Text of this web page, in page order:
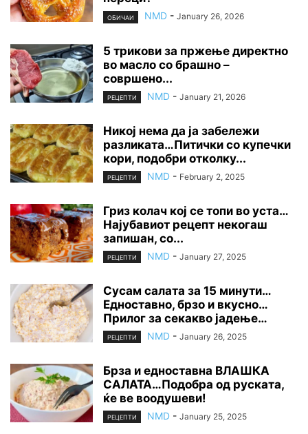
ОБИЧАИ NMD - January 26, 2026
5 трикови за пржење директно
во масло со брашно –
совршено...
РЕЦЕПТИ NMD - January 21, 2026
Никој нема да ја забележи
разликата…Питички со купечки
кори, подобри отколку...
РЕЦЕПТИ NMD - February 2, 2025
Гриз колач кој се топи во уста…
Најубавиот рецепт некогаш
запишан, со...
РЕЦЕПТИ NMD - January 27, 2025
Сусам салата за 15 минути…
Едноставно, брзо и вкусно…
Прилог за секакво јадење…
РЕЦЕПТИ NMD - January 26, 2025
Брза и едноставна ВЛАШКА
САЛАТА…Подобра од руската,
ќе ве воодушеви!
РЕЦЕПТИ NMD - January 25, 2025